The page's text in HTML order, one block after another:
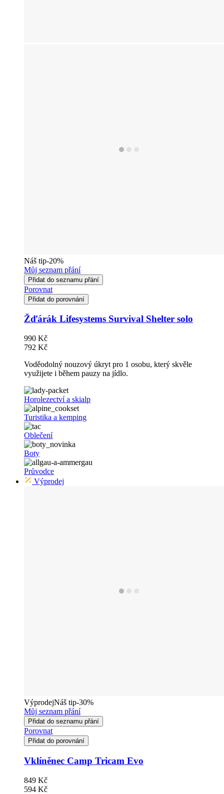
Náš tip-20%
Můj seznam přání
Přidat do seznamu přání
Porovnat
Přidat do porovnání
Žďárák Lifesystems Survival Shelter solo
990 Kč
792 Kč
Voděodolný nouzový úkryt pro 1 osobu, který skvěle
využijete i během pauzy na jídlo.
Horolezectví a skialp
Turistika a kemping
Oblečení
Boty
Průvodce
Výprodej
VýprodejNáš tip-30%
Můj seznam přání
Přidat do seznamu přání
Porovnat
Přidat do porovnání
Vklíněnec Camp Tricam Evo
849 Kč
594 Kč